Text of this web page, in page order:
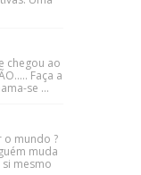
chegou ao
Faça a
se ...
o mundo ?
muda
mesmo